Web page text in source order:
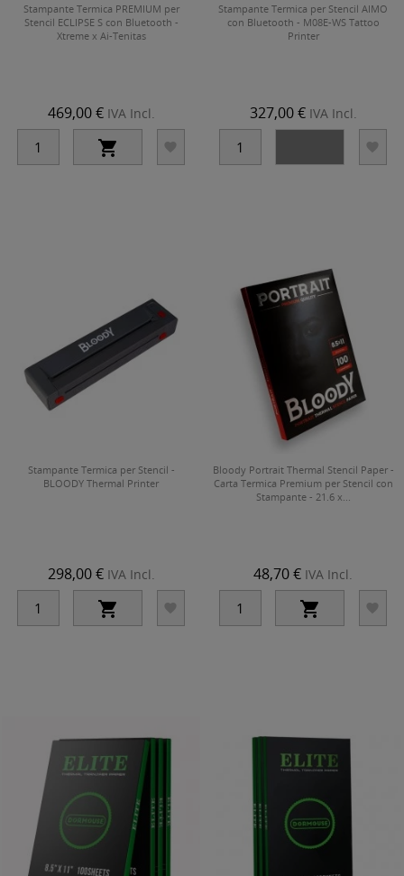
Stampante Termica PREMIUM per
Stencil ECLIPSE S con Bluetooth -
Xtreme x Ai-Tenitas
469,00 € IVA Incl.
 
Stampante Termica per Stencil AIMO
con Bluetooth - M08E-WS Tattoo
Printer
327,00 € IVA Incl.

Stampante Termica per Stencil -
BLOODY Thermal Printer
298,00 € IVA Incl.
 
Bloody Portrait Thermal Stencil Paper -
Carta Termica Premium per Stencil con
Stampante - 21.6 x...
48,70 € IVA Incl.
 